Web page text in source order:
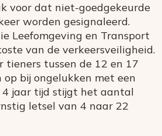
voor dat niet-goedgekeurde
worden gesignaleerd.
Leefomgeving en Transport
van de verkeersveiligheid.
tieners tussen de 12 en 17
bij ongelukken met een
4 jaar tijd stijgt het aantal
letsel van 4 naar 22